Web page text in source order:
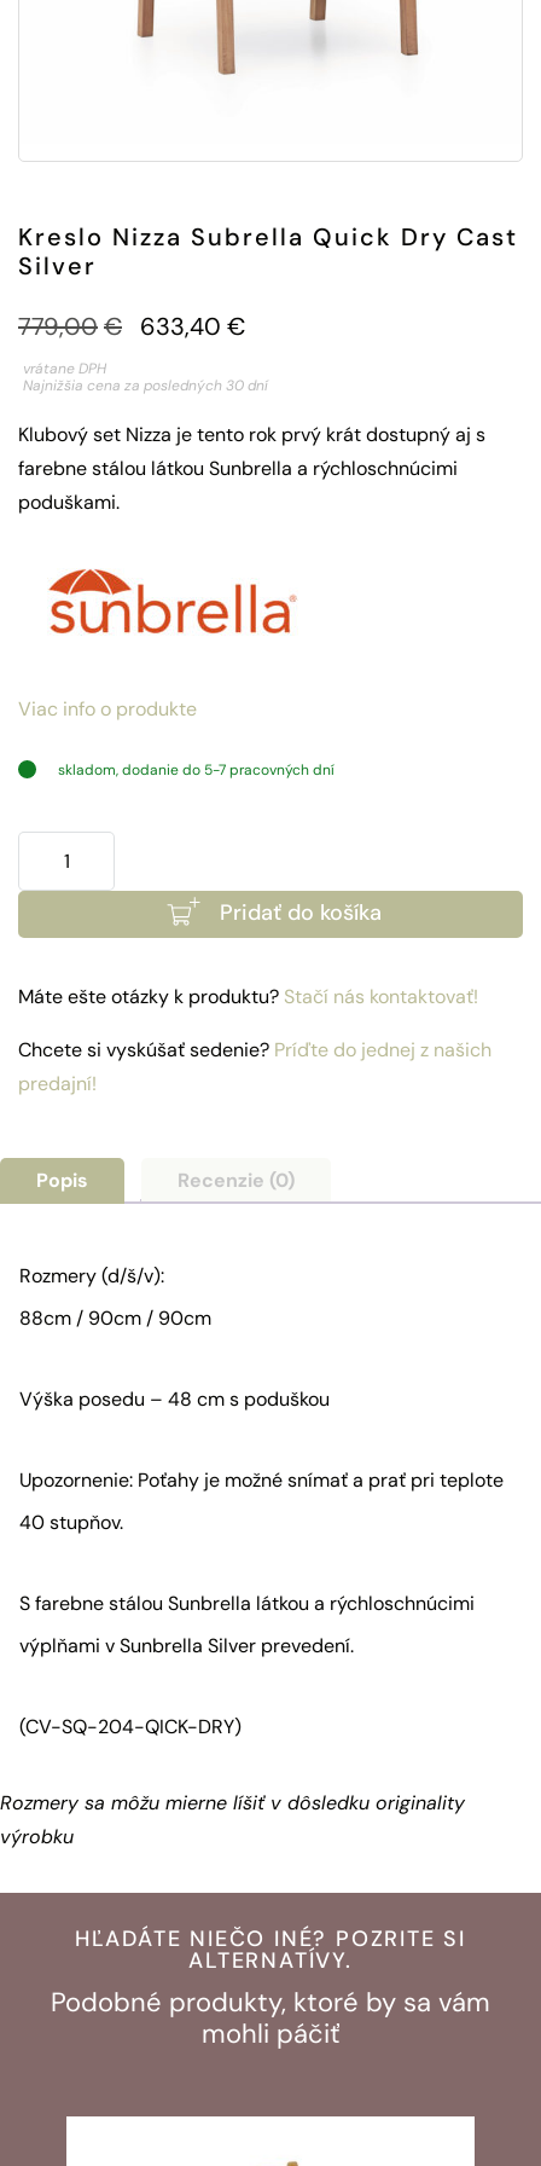
Kreslo Nizza Subrella Quick Dry Cast
Silver
779,00€
Pôvodná
cena
779,00€.
633,40 €
Aktuálna
cena
633,40€.
vrátane DPH
Najnižšia cena za posledných 30 dní
Klubový set Nizza je tento rok prvý krát dostupný aj s
farebne stálou látkou Sunbrella a rýchloschnúcimi
poduškami.
Viac info o produkte
skladom, dodanie do 5-7 pracovných dní
množstvo
Kreslo
Quick
Cast
Silver
Pridať do košíka
Máte ešte otázky k produktu? Stačí nás kontaktovať!
Chcete si vyskúšať sedenie? Príďte do jednej z našich
predajní!
Popis Recenzie (0)
Rozmery (d/š/v):
88cm / 90cm / 90cm
Výška posedu – 48 cm s poduškou
Upozornenie: Poťahy je možné snímať a prať pri teplote
40 stupňov.
S farebne stálou Sunbrella látkou a rýchloschnúcimi
výplňami v Sunbrella Silver prevedení.
(CV-SQ-204-QICK-DRY)
Rozmery sa môžu mierne líšiť v dôsledku originality
výrobku
HĽADÁTE NIEČO INÉ? POZRITE SI
ALTERNATÍVY.
Podobné produkty, ktoré by sa vám
mohli páčiť